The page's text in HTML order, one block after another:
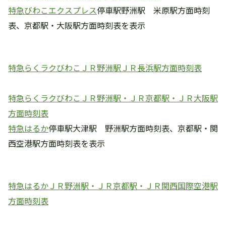
特急びわこエクスプレス停車駅野洲駅 米原駅方面時刻
表、京都駅・大阪駅方面時刻表を表示
特急らくラクびわこＪＲ野洲駅ＪＲ長浜駅方面時刻表
特急らくラクびわこＪＲ野洲駅・ＪＲ京都駅・ＪＲ大阪駅
方面時刻表
特急はるか停車駅大津駅 野洲駅方面時刻表、京都駅・関
西空港駅方面時刻表を表示
特急はるかＪＲ野洲駅・ＪＲ京都駅・ＪＲ関西国際空港駅
方面時刻表